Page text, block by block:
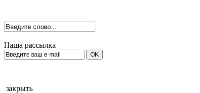
Наша рассылка
закрыть